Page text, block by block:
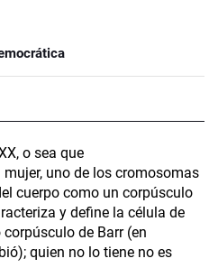
o sea que
uno de los cromosomas
cuerpo como un corpúsculo
y define la célula de
de Barr (en
quien no lo tiene no es